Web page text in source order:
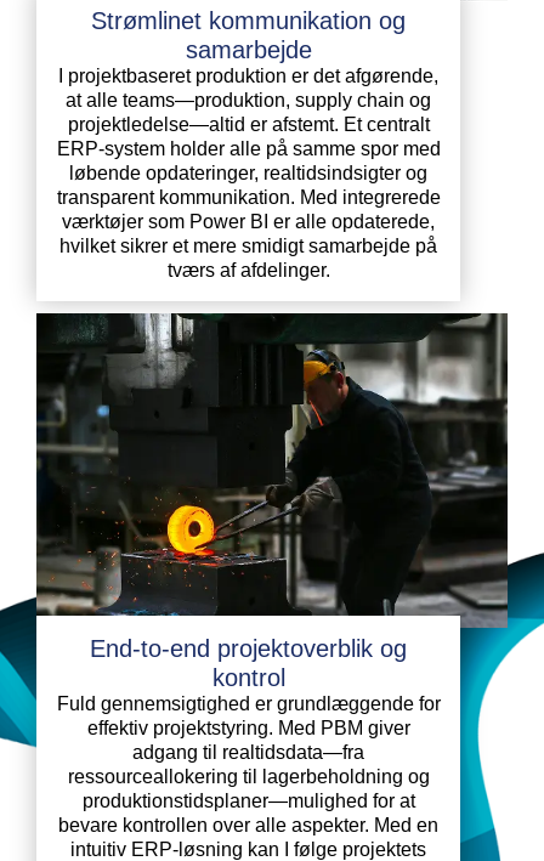
Strømlinet kommunikation og
samarbejde
I projektbaseret produktion er det afgørende,
at alle teams—produktion, supply chain og
projektledelse—altid er afstemt. Et centralt
ERP-system holder alle på samme spor med
løbende opdateringer, realtidsindsigter og
transparent kommunikation. Med integrerede
værktøjer som Power BI er alle opdaterede,
hvilket sikrer et mere smidigt samarbejde på
tværs af afdelinger.
End-to-end projektoverblik og
kontrol
Fuld gennemsigtighed er grundlæggende for
effektiv projektstyring. Med PBM giver
adgang til realtidsdata—fra
ressourceallokering til lagerbeholdning og
produktionstidsplaner—mulighed for at
bevare kontrollen over alle aspekter. Med en
intuitiv ERP-løsning kan I følge projektets